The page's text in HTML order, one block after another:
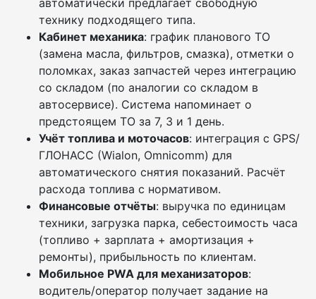
технику подходящего типа.
Кабинет механика: график планового ТО
(замена масла, фильтров, смазка), отметки о
поломках, заказ запчастей через интеграцию
со складом (по аналогии со складом в
автосервисе). Система напоминает о
предстоящем ТО за 7, 3 и 1 день.
Учёт топлива и моточасов: интеграция с GPS/
ГЛОНАСС (Wialon, Omnicomm) для
автоматического снятия показаний. Расчёт
расхода топлива с нормативом.
Финансовые отчёты: выручка по единицам
техники, загрузка парка, себестоимость часа
(топливо + зарплата + амортизация +
ремонты), прибыльность по клиентам.
Мобильное PWA для механизаторов:
водитель/оператор получает задание на